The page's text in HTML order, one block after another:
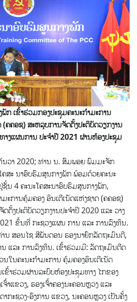
ກ ເຂົ້າຮ່ວມກອງປະຊຸມຄະນະກຳມະການ
(ຄຄອຊ) ສະຫລຸບການຈັດຕັ້ງປະຕິບັດວຽກງານ
າງແຜນການ ປະຈໍາປີ 2021 ຜ່ານຫ້ອງປະຊຸມ
ວາ 2020; ທ່ານ ນ. ສົມພອຍ ພົມມະຈັກ
ສະ ນາອົບຮົມສູນກາງພັກ ພ້ອມດ້ວຍຄະນະ
ນ 4 ຄະນະໂຄສະນາອົບຮົມສູນກາງພັກ,
ະການຄຸ້ມຄອງ ອິນເຕີເນັດແຫ່ງຊາດ (ຄຄອຊ)
ຕັ້ງປະຕິບັດວຽກງານປະຈໍາປີ 2020 ແລະ ວາງ
ຂຶ້ນທີ່ ກະຊວງແຜນ ການ ແລະ ການລົງທຶນ.
ນ ສອນໄຊ ສີພັນດອນ ຮອງນາຍົກລັດຖະມົນຕີ,
ແລະ ການລົງທຶນ. ເຂົ້າຮ່ວມມີ: ລັດຖະມົນຕີດ
ໃນຄະນະກໍາມະການ ຄຸ້ມຄອງອິນເຕີເນັດ
ຂົ້າຮ່ວມຜ່ານລະບົບຫ້ອງປະຊຸມທາງ ໄກຂອງ
າແຂວງ, ຮອງເຈົ້າຄອງນະຄອນຫຼວງ ແລະ
ກະຊວງ-ອົງການ ແຂວງ, ນະຄອນຫຼວງ ເປັນຄັ້ງ